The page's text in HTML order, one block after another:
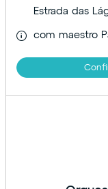
Estrada das
com maestro